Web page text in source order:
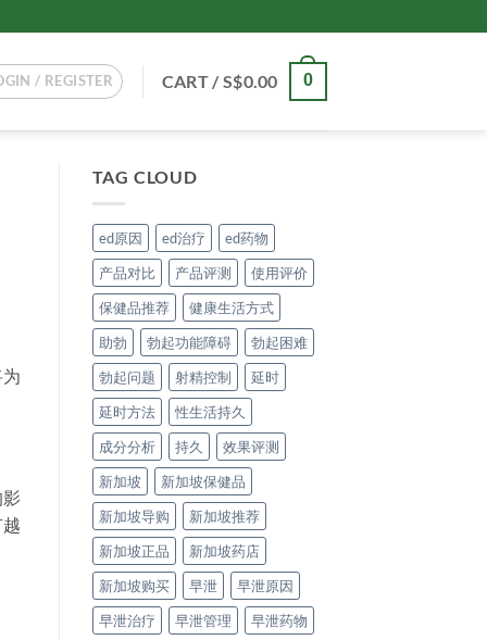
/ REGISTER CART /S$0.00 0
TAG CLOUD
ed原因 ed治疗
ed药物
产品对比
产品评测
使用评价
保健品推荐
健康生活方式
助勃
勃起功能障碍
勃起困难
勃起问题
射精控制
延时
延时方法
性生活持久
成分分析
持久
效果评测
新加坡
新加坡保健品
新加坡导购
新加坡推荐
新加坡正品
新加坡药店
新加坡购买
早泄
早泄原因
早泄治疗
早泄管理
早泄药物